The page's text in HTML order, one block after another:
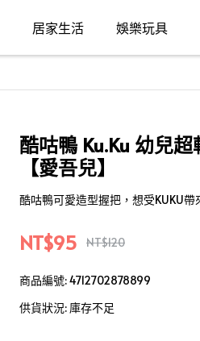
居家生活 娛樂玩具
酷咕鴨 Ku.Ku 幼兒
【愛吾兒】
酷咕鴨可愛造型握把，想受KUKU
NT$95 NT$120
商品編號:4712702878899
供貨狀況: 庫存不足